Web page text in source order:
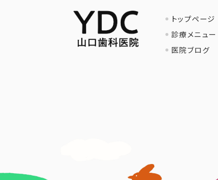
トップページ
診療メニュー
医院ブログ